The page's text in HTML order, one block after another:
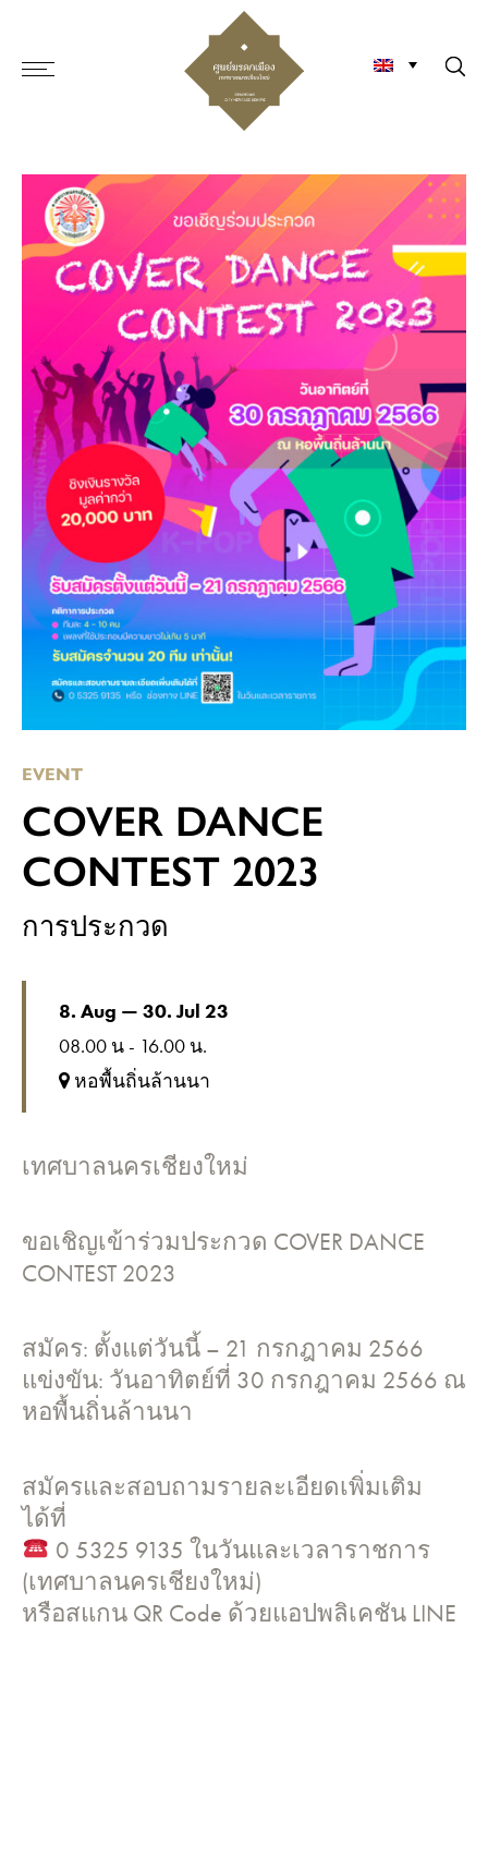
EVENT
COVER DANCE
CONTEST 2023
การประกวด
8. Aug — 30. Jul 23
08.00 น - 16.00 น.
หอพื้นถิ่นล้านนา
เทศบาลนครเชียงใหม่
ขอเชิญเข้าร่วมประกวด COVER DANCE
CONTEST 2023
สมัคร: ตั้งแต่วันนี้ – 21 กรกฎาคม 2566
แข่งขัน: วันอาทิตย์ที่ 30 กรกฎาคม 2566 ณ
หอพื้นถิ่นล้านนา
สมัครและสอบถามรายละเอียดเพิ่มเติม
ได้ที่
0 5325 9135 ในวันและเวลาราชการ
(เทศบาลนครเชียงใหม่)
หรือสแกน QR Code ด้วยแอปพลิเคชัน LINE